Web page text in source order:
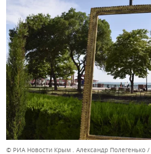
© РИА Новости Крым . Александр Полегенько